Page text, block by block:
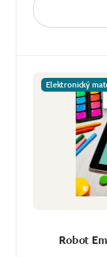
Elektronický
Robot